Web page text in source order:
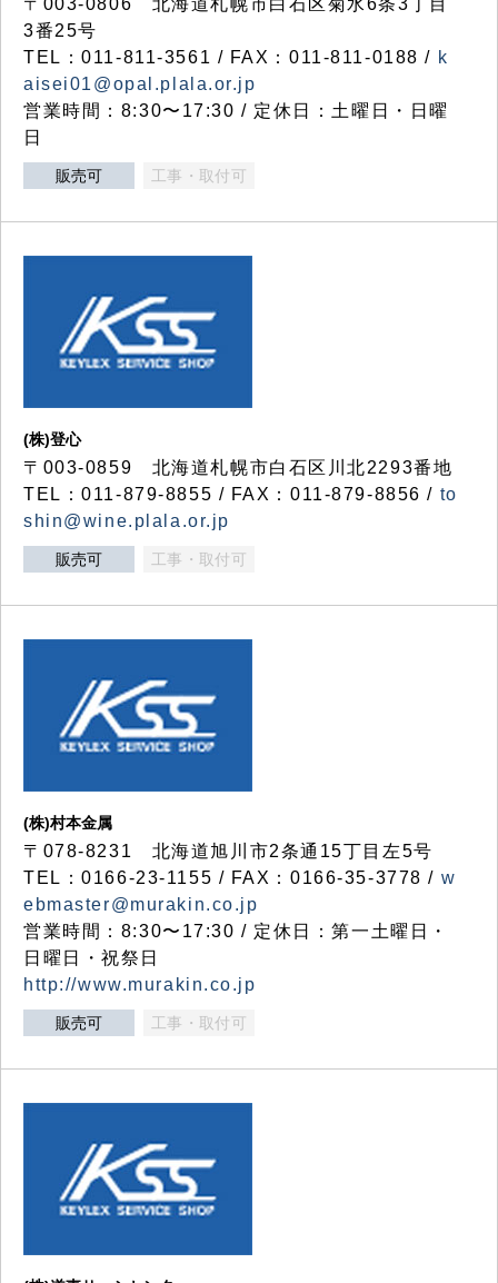
〒003-0806 北海道札幌市白石区菊水6条3丁目
3番25号
TEL：011-811-3561 / FAX：011-811-0188 / k
aisei01@opal.plala.or.jp
営業時間：8:30〜17:30 / 定休日：土曜日・日曜
日
販売可 工事・取付可
(株)登心
〒003-0859 北海道札幌市白石区川北2293番地
TEL：011-879-8855 / FAX：011-879-8856 / to
shin@wine.plala.or.jp
販売可 工事・取付可
(株)村本金属
〒078-8231 北海道旭川市2条通15丁目左5号
TEL：0166-23-1155 / FAX：0166-35-3778 / w
ebmaster@murakin.co.jp
営業時間：8:30〜17:30 / 定休日：第一土曜日・
日曜日・祝祭日
http://www.murakin.co.jp
販売可 工事・取付可